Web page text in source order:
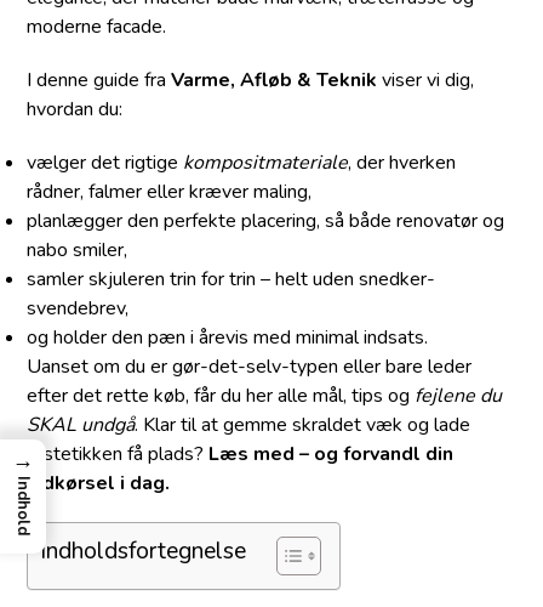
moderne facade.
I denne guide fraVarme, Afløb & Teknik viser vi dig,
hvordan du:
vælger det rigtige komposit­materiale, der hverken
rådner, falmer eller kræver maling,
planlægger den perfekte placering, så både renovatør og
nabo smiler,
samler skjuleren trin for trin – helt uden snedker­
svendebrev,
og holder den pæn i årevis med minimal indsats.
Uanset om du er gør-det-selv-typen eller bare leder
efter det rette køb, får du her alle mål, tips og fejlene du
SKAL undgå. Klar til at gemme skraldet væk og lade
æstetikken få plads? Læs med – og forvandl din
indkørsel i dag.
Indholdsfortegnelse
→
Indhold